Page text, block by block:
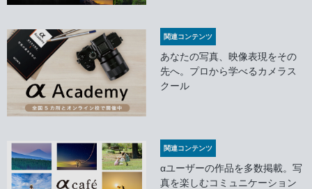
関連コンテンツ
あなたの写真、映像表現をその
先へ。プロから学べるカメラス
クール
関連コンテンツ
αユーザーの作品を多数掲載。写
真を楽しむコミュニケーション